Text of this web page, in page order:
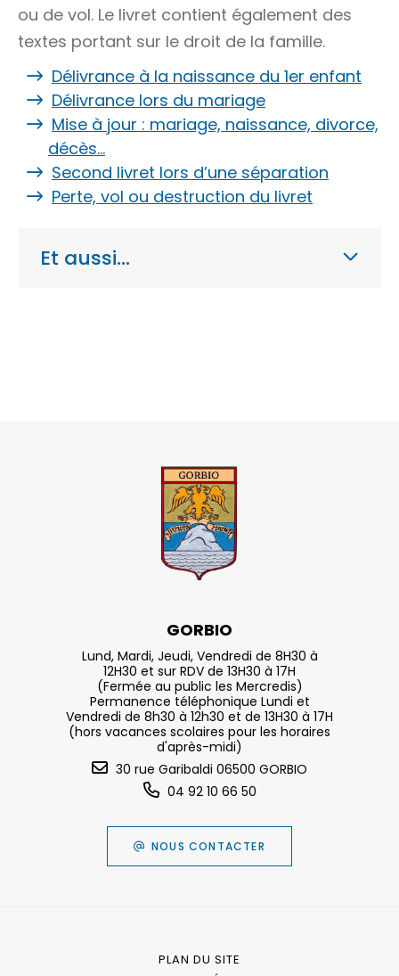
ou de vol. Le livret contient également des
textes portant sur le droit de la famille.
Délivrance à la naissance du 1er enfant
Délivrance lors du mariage
Mise à jour : mariage, naissance, divorce,
décès…
Second livret lors d’une séparation
Perte, vol ou destruction du livret
Et aussi…
GORBIO
Lund, Mardi, Jeudi, Vendredi de 8H30 à
12H30 et sur RDV de 13H30 à 17H
(Fermée au public les Mercredis)
Permanence téléphonique Lundi et
Vendredi de 8h30 à 12h30 et de 13H30 à 17H
(hors vacances scolaires pour les horaires
d'après-midi)
30 rue Garibaldi 06500 GORBIO
04 92 10 66 50
NOUS CONTACTER
PLAN DU SITE